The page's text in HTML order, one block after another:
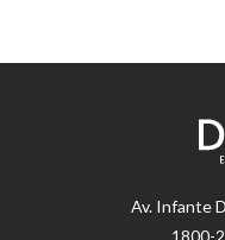
Av. Infante
1800-